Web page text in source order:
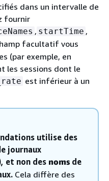
dans un intervalle de
fournir
, startTime ,
facultatif vous
(par exemple, en
les sessions dont le
est inférieur à un
utilise des
journaux
et non des noms de
Cela diffère des